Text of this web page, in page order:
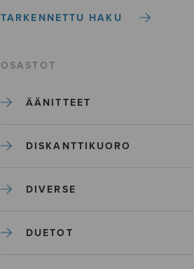
TARKENNETTU HAKU
OSASTOT
ÄÄNITTEET
DISKANTTIKUORO
DIVERSE
DUETOT